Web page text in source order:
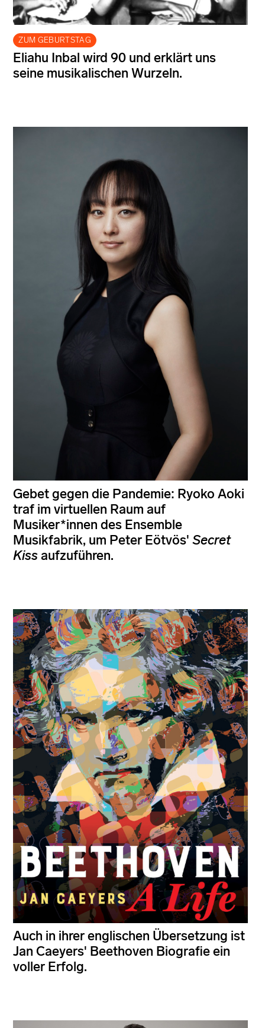
ZUM GEBURTSTAG
Eliahu Inbal wird 90 und erklärt uns
seine musikalischen Wurzeln.
Gebet gegen die Pandemie: Ryoko Aoki
traf im virtuellen Raum auf
Musiker*innen des Ensemble
Musikfabrik, um Peter Eötvös' Secret
Kiss aufzuführen.
Auch in ihrer englischen Übersetzung ist
Jan Caeyers' Beethoven Biografie ein
voller Erfolg.